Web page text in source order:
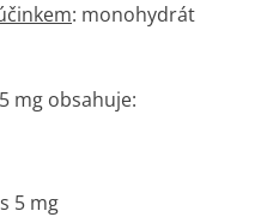
: monohydrát
mg obsahuje:
5 mg